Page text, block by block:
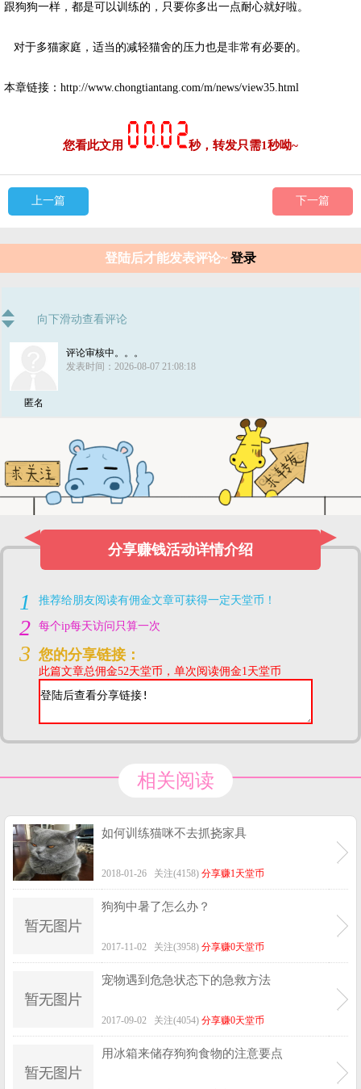
跟狗狗一样，都是可以训练的，只要你多出一点耐心就好啦。
对于多猫家庭，适当的减轻猫舍的压力也是非常有必要的。
本章链接：http://www.chongtiantang.com/m/news/view35.html
您看此文用 · 秒，转发只需1秒呦~
上一篇 下一篇
登陆后才能发表评论~ 登录
向下滑动查看评论
匿名
评论审核中。。。
发表时间：2026-08-07 21:08:18
分享赚钱活动详情介绍
1 推荐给朋友阅读有佣金文章可获得一定天堂币！
2 每个ip每天访问只算一次
3 您的分享链接：
此篇文章总佣金52天堂币，单次阅读佣金1天堂币
相关阅读
如何训练猫咪不去抓挠家具
2018-01-26 关注(4158) 分享赚1天堂币
狗狗中暑了怎么办？
2017-11-02 关注(3958) 分享赚0天堂币
宠物遇到危急状态下的急救方法
2017-09-02 关注(4054) 分享赚0天堂币
用冰箱来储存狗狗食物的注意要点